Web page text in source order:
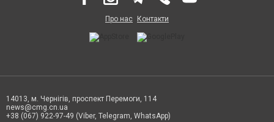
Про нас Контакти
14013, м. Чернігів, проспект Перемоги, 114
news@cmg.cn.ua
+38 (067) 922-97-49 (Viber, Telegram, WhatsApp)